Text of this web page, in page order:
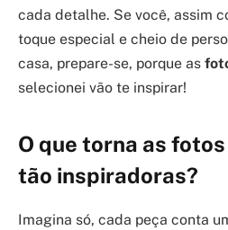
cada detalhe. Se você, assim
toque especial e cheio de
casa, prepare-se, porque as
selecionei vão te inspirar!
O que torna as
tão inspiradoras?
Imagina só, cada peça conta